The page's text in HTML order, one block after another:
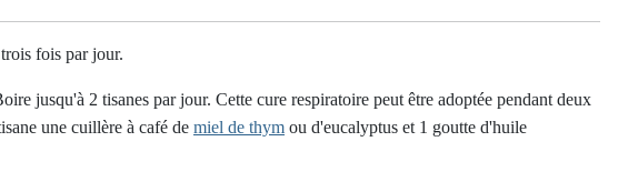
fois par jour.
jusqu'à 2 tisanes par jour. Cette cure respiratoire peut être adoptée pendant deux
une cuillère à café de miel de thym ou d'eucalyptus et 1 goutte d'huile